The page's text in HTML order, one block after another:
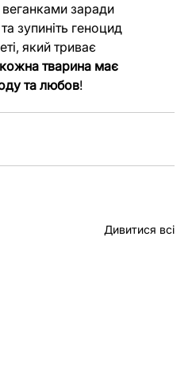
веганками заради
зупиніть геноцид
який триває
кожна тварина має
та любов!
Дивитися всі